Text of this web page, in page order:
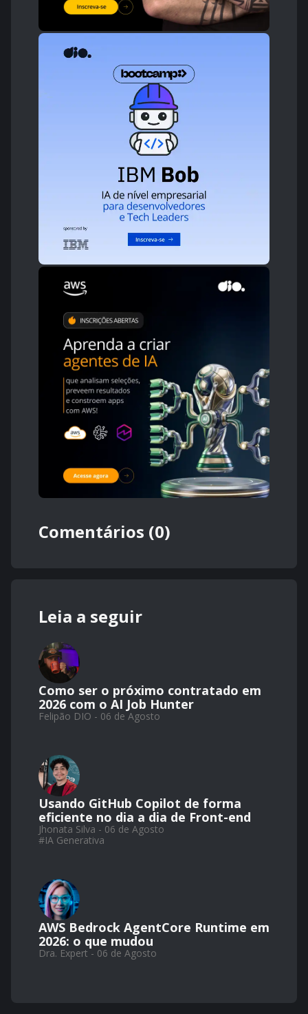
Comentários (0)
Leia a seguir
Como ser o próximo contratado em
2026 com o AI Job Hunter
Felipão DIO - 06 de Agosto
Usando GitHub Copilot de forma
eficiente no dia a dia de Front-end
Jhonata Silva - 06 de Agosto
#IA Generativa
AWS Bedrock AgentCore Runtime em
2026: o que mudou
Dra. Expert - 06 de Agosto